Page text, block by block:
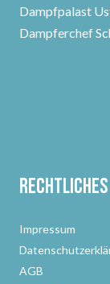
Dampfpalast
Dampferchef
Rechtliches
Impressum
AGB